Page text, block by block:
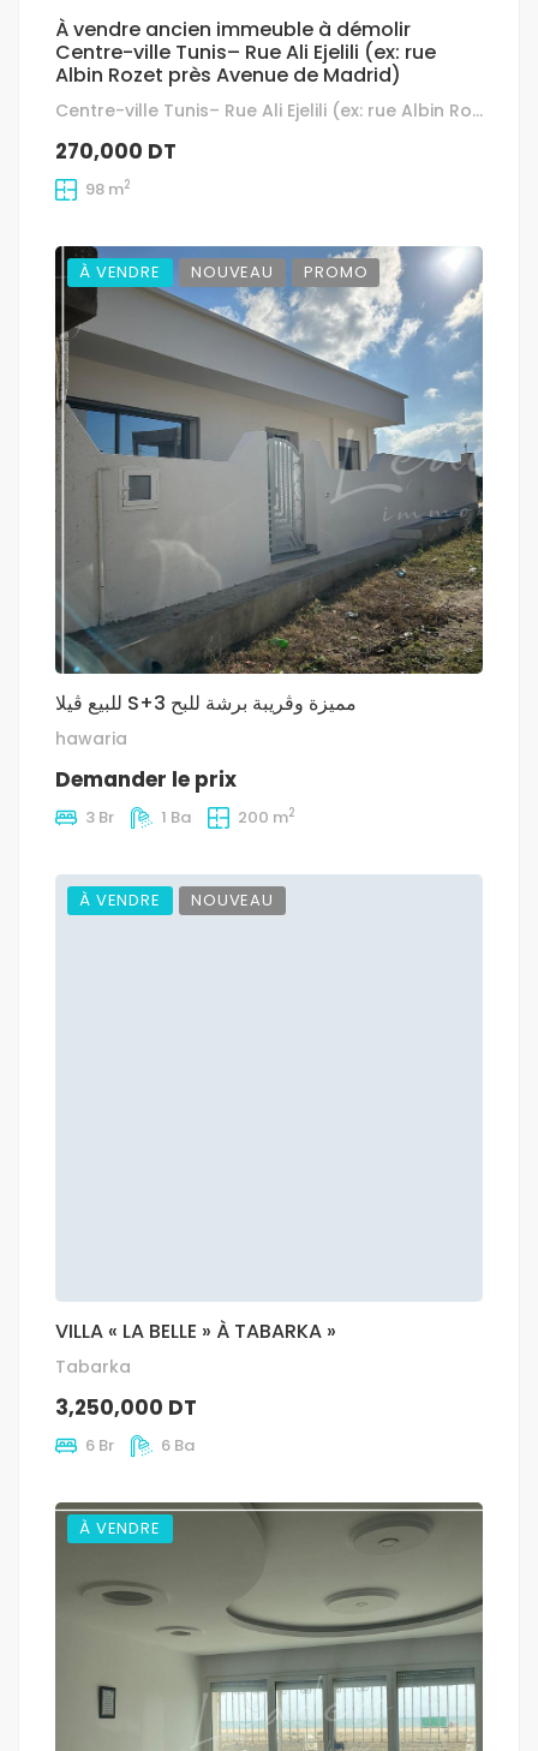
À vendre ancien immeuble à démolir
Centre-ville Tunis– Rue Ali Ejelili (ex: rue
Albin Rozet près Avenue de Madrid)
Centre-ville Tunis– Rue Ali Ejelili (ex: rue Albin Rozet près Avenue de Madrid)
270,000 DT
98 m2
À VENDRE NOUVEAU PROMO
للبيع ڤيلا S+3 مميزة وڨريبة برشة للبح
hawaria
Demander le prix
3 Br 1 Ba 200 m2
À VENDRE NOUVEAU
VILLA « LA BELLE » À TABARKA »
Tabarka
3,250,000 DT
6 Br 6 Ba
À VENDRE